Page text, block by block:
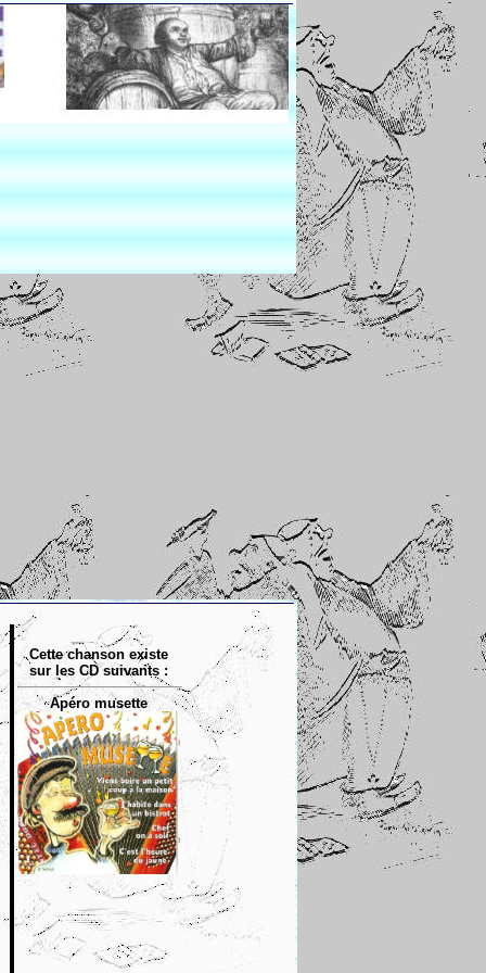
Cette chanson existe
sur les CD suivants :
Apéro musette